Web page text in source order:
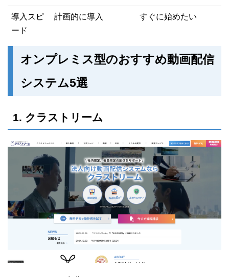
導入スピ
ード
計画的に導入 すぐに始めたい
オンプレミス型のおすすめ動画配信
システム5選
1. クラストリーム